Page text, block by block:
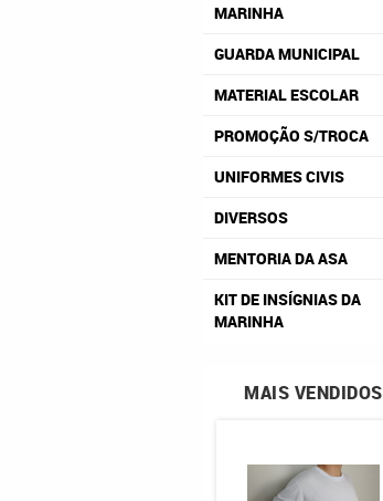
MARINHA
GUARDA MUNICIPAL
MATERIAL ESCOLAR
PROMOÇÃO S/TROCA
UNIFORMES CIVIS
DIVERSOS
MENTORIA DA ASA
KIT DE INSÍGNIAS DA
MARINHA
MAIS VENDIDOS